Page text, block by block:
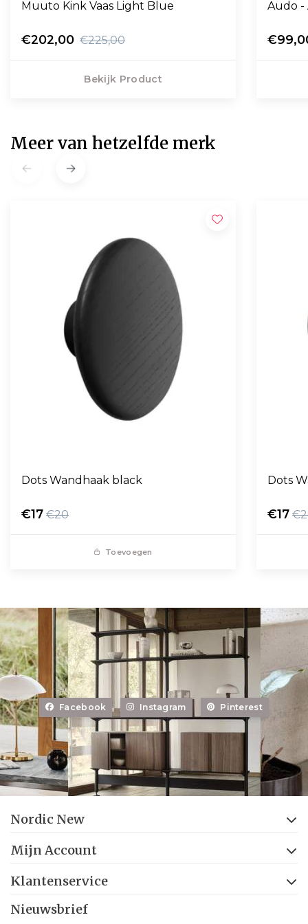
Muuto Kink Vaas Light Blue
€202,00 €225,00
Bekijk Product
Audo -
Meer van hetzelfde merk
Dots Wandhaak black
€17 €20
Toevoegen
Dots
€17
Facebook Instagram Pinterest
Nordic New
Mijn Account
Klantenservice
Nieuwsbrief